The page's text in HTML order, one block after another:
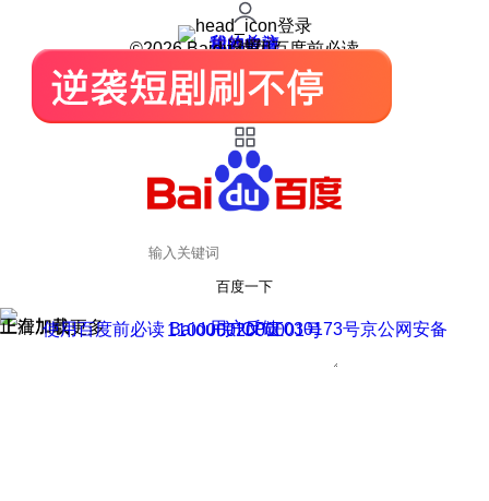
登录
我的关注
我的收藏
皮肤中心
用户反馈
设置
©2026 Baidu 使用百度前必读
百度一下
正在加载
上滑加载更多 用户反馈
使用百度前必读 Baidu 京ICP证030173号
京公网安备11000002000001号